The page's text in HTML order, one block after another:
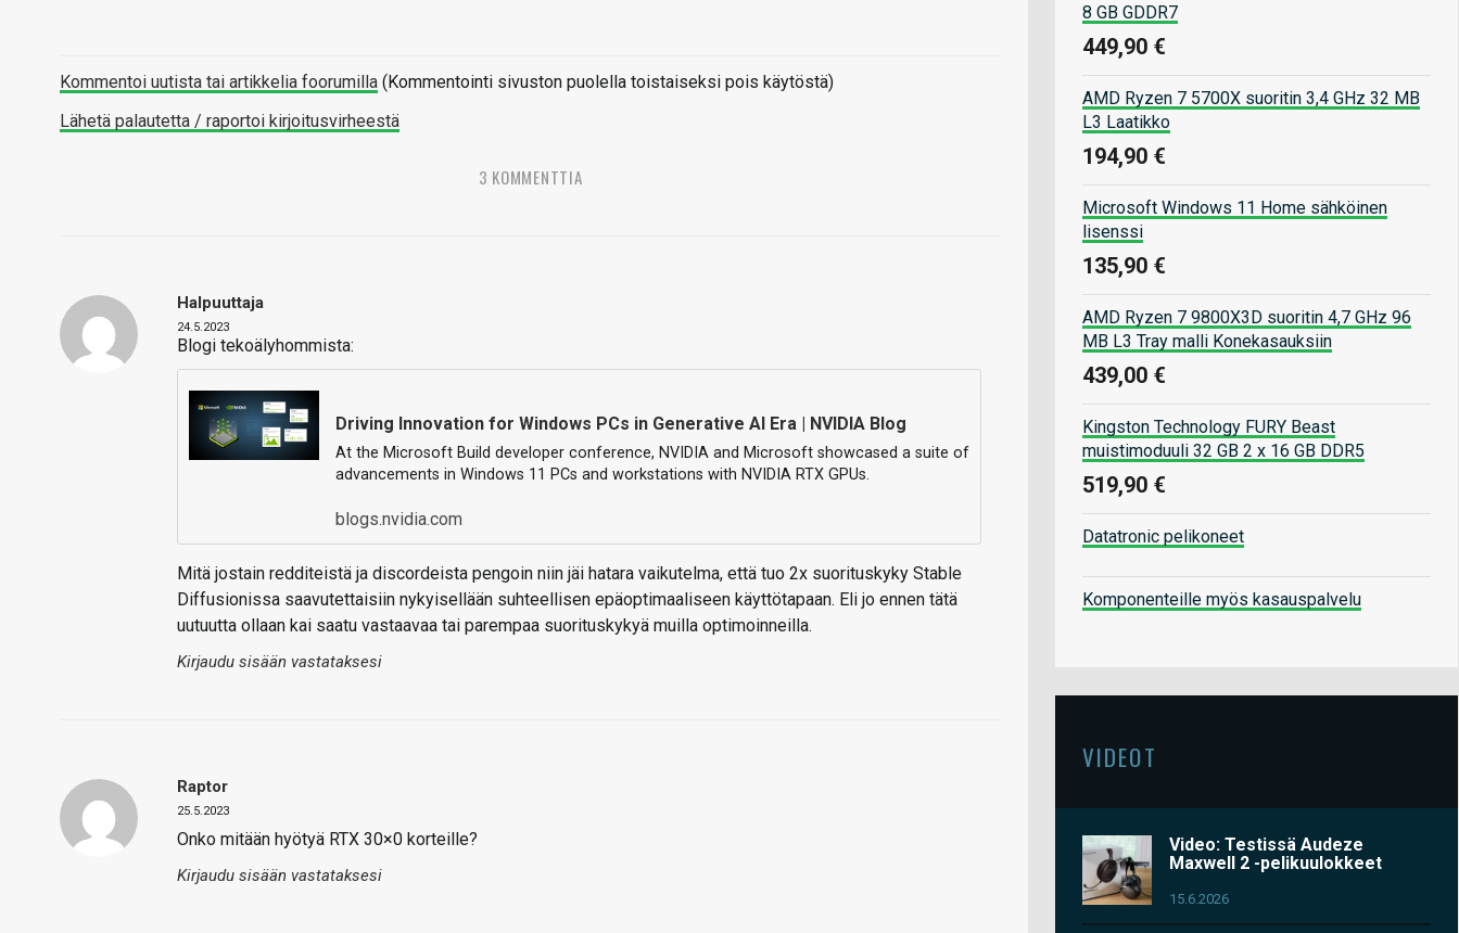
Kommentoi uutista tai artikkelia foorumilla (Kommentointi sivuston puolella toistaiseksi pois käytöstä)
Lähetä palautetta / raportoi kirjoitusvirheestä
3 KOMMENTTIA
Halpuuttaja
24.5.2023
Blogi tekoälyhommista:
Driving Innovation for Windows PCs in Generative AI Era | NVIDIA Blog
At the Microsoft Build developer conference, NVIDIA and Microsoft showcased a suite of
advancements in Windows 11 PCs and workstations with NVIDIA RTX GPUs.
blogs.nvidia.com
Mitä jostain redditeistä ja discordeista pengoin niin jäi hatara vaikutelma, että tuo 2x suorituskyky Stable
Diffusionissa saavutettaisiin nykyisellään suhteellisen epäoptimaaliseen käyttötapaan. Eli jo ennen tätä
uutuutta ollaan kai saatu vastaavaa tai parempaa suorituskykyä muilla optimoinneilla.
Kirjaudu sisään vastataksesi
Raptor
25.5.2023
Onko mitään hyötyä RTX 30×0 korteille?
Kirjaudu sisään vastataksesi
8 GB GDDR7
449,90 €
AMD Ryzen 7 5700X suoritin 3,4 GHz 32 MB
L3 Laatikko
194,90 €
Microsoft Windows 11 Home sähköinen
lisenssi
135,90 €
AMD Ryzen 7 9800X3D suoritin 4,7 GHz 96
MB L3 Tray malli Konekasauksiin
439,00 €
Kingston Technology FURY Beast
muistimoduuli 32 GB 2 x 16 GB DDR5
519,90 €
Datatronic pelikoneet
Komponenteille myös kasauspalvelu
VIDEOT
Video: Testissä Audeze
Maxwell 2 -pelikuulokkeet
15.6.2026